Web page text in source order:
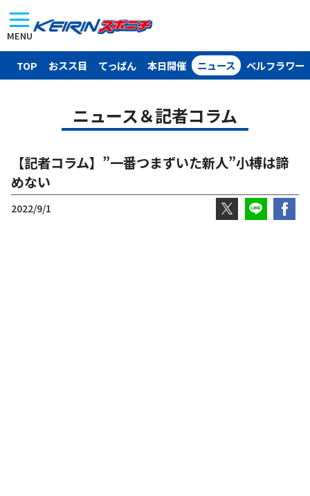
MENU
TOP おスス目 てっぱん 本日開催 ニュース ベルフラワー
ニュース＆記者コラム
【記者コラム】”一番つまずいた新人”小榑は諦
めない
2022/9/1